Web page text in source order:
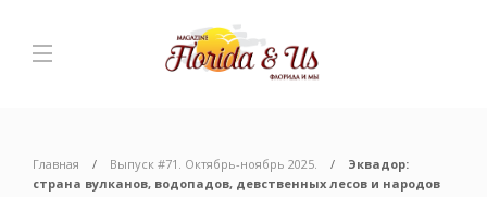
Главная Выпуск #71. Октябрь-ноябрь 2025.
Эквадор:
страна вулканов, водопадов, девственных лесов и народов